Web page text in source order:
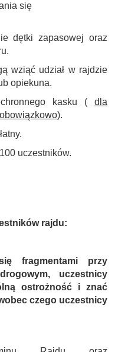
się
dętki zapasowej oraz
wziąć udział w rajdzie
opiekuna.
kasku ( dla
).
uczestników.
rajdu:
fragmentami przy
uczestnicy
ostrożność i znać
czego uczestnicy